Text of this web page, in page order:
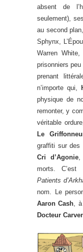
absent de
seulement),
au second
Sphynx,
Warren
prisonniers peu
prenant
n’importe qui,
physique de
remonter, y
véritable
Le
graffiti sur des
Cri d’Agonie
morts. C’est
Patients
nom. Le
Aaron Cash ,
Docteur Carver